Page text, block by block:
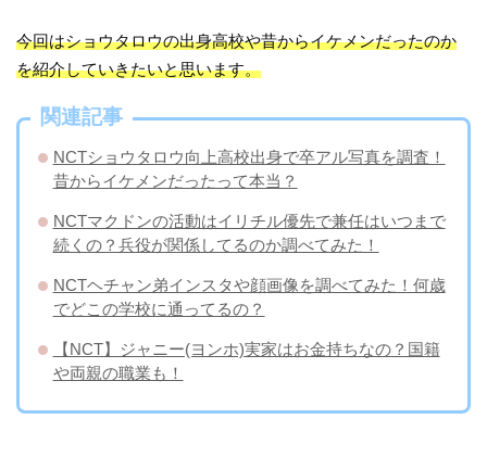
今回はショウタロウの出身高校や昔からイケメンだったのか
を紹介していきたいと思います。
関連記事
NCTショウタロウ向上高校出身で卒アル写真を調査！
昔からイケメンだったって本当？
NCTマクドンの活動はイリチル優先で兼任はいつまで
続くの？兵役が関係してるのか調べてみた！
NCTヘチャン弟インスタや顔画像を調べてみた！何歳
でどこの学校に通ってるの？
【NCT】ジャニー(ヨンホ)実家はお金持ちなの？国籍
や両親の職業も！